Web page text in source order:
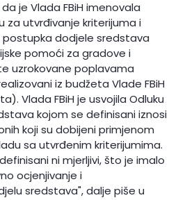
je Vlada FBiH imenovala
za utvrđivanje kriterijuma i
postupka dodjele sredstava
pomoći za gradove i
uzrokovane poplavama
iz budžeta Vlade FBiH
Vlada FBiH je usvojila Odluku
kojom se definisani iznosi
koji su dobijeni primjenom
sa utvrđenim kriterijumima.
ni mjerljivi, što je imalo
ocjenjivanje i
sredstava", dalje piše u